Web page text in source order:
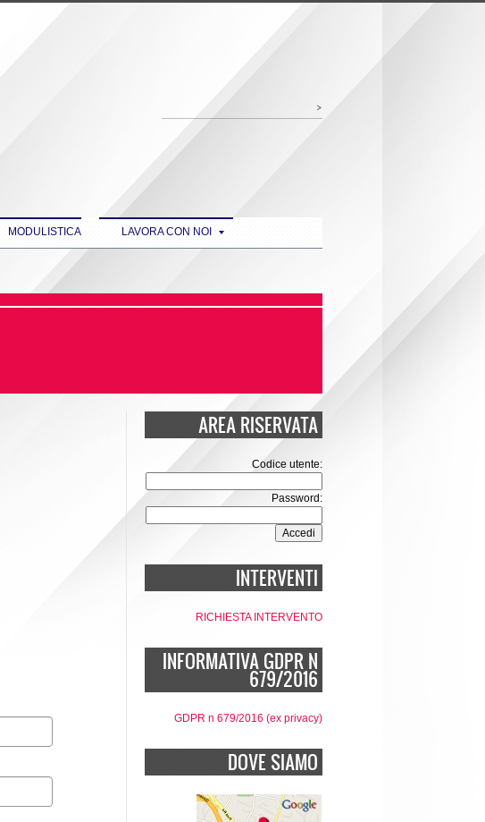
MODULISTICA LAVORA CON NOI
AREA RISERVATA
Codice utente:
Password:
INTERVENTI
RICHIESTA INTERVENTO
INFORMATIVA GDPR N
679/2016
GDPR n 679/2016 (ex privacy)
DOVE SIAMO